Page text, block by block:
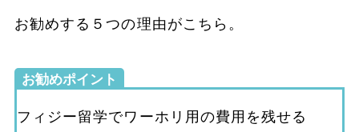
お勧めする５つの理由がこちら。
お勧めポイント
フィジー留学でワーホリ用の費用を残せる